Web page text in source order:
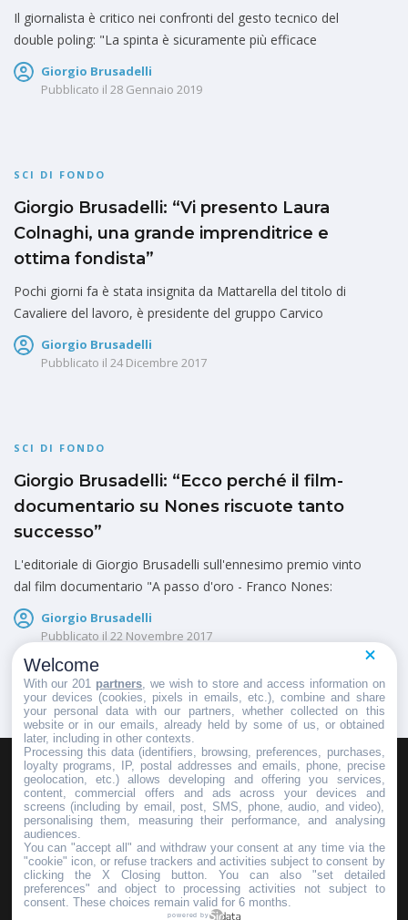
Il giornalista è critico nei confronti del gesto tecnico del
double poling: "La spinta è sicuramente più efficace
Giorgio Brusadelli
Pubblicato il 28 Gennaio 2019
SCI DI FONDO
Giorgio Brusadelli: “Vi presento Laura
Colnaghi, una grande imprenditrice e
ottima fondista”
Pochi giorni fa è stata insignita da Mattarella del titolo di
Cavaliere del lavoro, è presidente del gruppo Carvico
Giorgio Brusadelli
Pubblicato il 24 Dicembre 2017
SCI DI FONDO
Giorgio Brusadelli: “Ecco perché il film-
documentario su Nones riscuote tanto
successo”
L'editoriale di Giorgio Brusadelli sull'ennesimo premio vinto
dal film documentario "A passo d'oro - Franco Nones:
Giorgio Brusadelli
Pubblicato il 22 Novembre 2017
HOMEPAGEREDAZIONEINVIA UN COMUNICATO STAMPA
PUBBLICITÀSCRIVI AL DIRETTORE
Copyright © 2016 - 2025 ASD Fondo Italia - Partita Iva: IT 03855110049
Welcome
With our 201 partners , we wish to store and access information on
your devices (cookies, pixels in emails, etc.), combine and share
your personal data with our partners, whether collected on this
website or in our emails, already held by some of us, or obtained
later, including in other contexts.
Processing this data (identifiers, browsing, preferences, purchases,
loyalty programs, IP, postal addresses and emails, phone, precise
geolocation, etc.) allows developing and offering you services,
content, commercial offers and ads across your devices and
screens (including by email, post, SMS, phone, audio, and video),
personalising them, measuring their performance, and analysing
audiences.
You can "accept all" and withdraw your consent at any time via the
"cookie" icon, or refuse trackers and activities subject to consent by
clicking the X Closing button. You can also "set detailed
preferences" and object to processing activities not subject to
consent. These choices remain valid for 6 months.
powered by